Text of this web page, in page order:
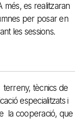
més, es realitzaran
per posar en
les sessions.
terreny, tècnics de
especialitzats i
la cooperació, que